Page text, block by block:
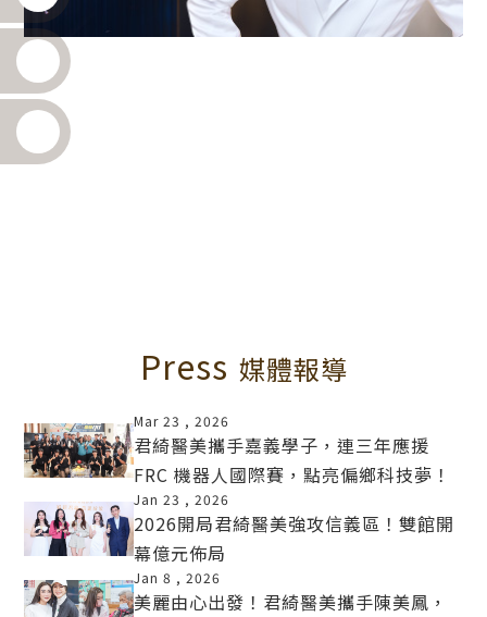
Press 媒體報導
Mar 23 , 2026
君綺醫美攜手嘉義學子，連三年應援
FRC 機器人國際賽，點亮偏鄉科技夢！
MORE
Jan 23 , 2026
2026開局君綺醫美強攻信義區！雙館開
幕億元佈局
MORE
Jan 8 , 2026
美麗由心出發！君綺醫美攜手陳美鳳，